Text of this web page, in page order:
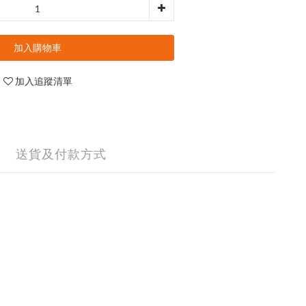
加入購物車
加入追蹤清單
送貨及付款方式